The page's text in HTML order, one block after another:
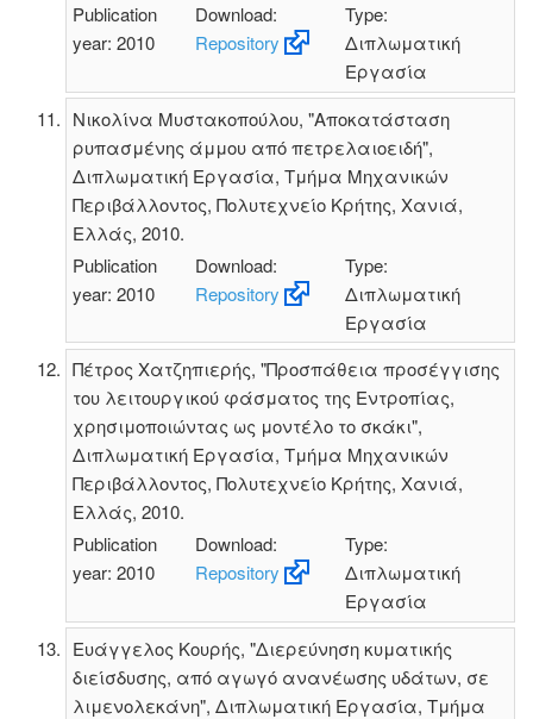
Publication
year: 2010
Download:
Repository
Type:
Διπλωματική
Εργασία
Νικολίνα Μυστακοπούλου, "Αποκατάσταση
ρυπασμένης άμμου από πετρελαιοειδή",
Διπλωματική Εργασία, Τμήμα Μηχανικών
Περιβάλλοντος, Πολυτεχνείο Κρήτης, Χανιά,
Ελλάς, 2010.
Publication
year: 2010
Download:
Repository
Type:
Διπλωματική
Εργασία
Πέτρος Χατζηπιερής, "Προσπάθεια προσέγγισης
του λειτουργικού φάσματος της Εντροπίας,
χρησιμοποιώντας ως μοντέλο το σκάκι",
Διπλωματική Εργασία, Τμήμα Μηχανικών
Περιβάλλοντος, Πολυτεχνείο Κρήτης, Χανιά,
Ελλάς, 2010.
Publication
year: 2010
Download:
Repository
Type:
Διπλωματική
Εργασία
Ευάγγελος Κουρής, "Διερεύνηση κυματικής
διείσδυσης, από αγωγό ανανέωσης υδάτων, σε
λιμενολεκάνη", Διπλωματική Εργασία, Τμήμα